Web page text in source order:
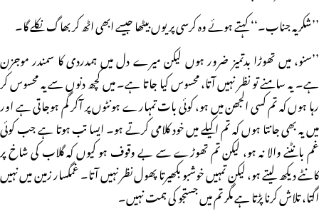
’’شکریہ جناب۔‘‘ کہتے ہوئے وہ کرسی پر یوں بیٹھا جیسے ابھی اٹھ کر بھاگ نکلے گا۔
’’سنو، میں تھوڑا بدتمیز ضرور ہوں لیکن میرے دل میں ہمدردی کا سمندر موجزن
ہے۔ یہ سامنے تو نظر نہیں آتا، محسوس کیا جاتا ہے۔ میں کچھ دنوں سے یہ محسوس کر
رہا ہوں کہ تم کسی الجھن میں ہو، کوئی بات تمہارے ہونٹوں پر آکر گم ہوجاتی ہے اور
میں یہ بھی جانتا ہوں کہ تم اکیلے میں خود کلامی کرتے ہو۔ ایسا تب ہوتا ہے جب کوئی
غم بانٹنے والا نہ ہو، لیکن تم تھوڑے سے بے وقوف ہو کیوں کہ گلاب کی شاخ پر
کانٹے دیکھ لیتے ہو، لیکن تمہیں خوشبو بکھیرتا پھول نظر نہیں آتا۔ غمگسار زمین میں نہیں
اگتا، تلاش کرنا پڑتا ہے مگر تم میں جستجو کی ہمت نہیں۔